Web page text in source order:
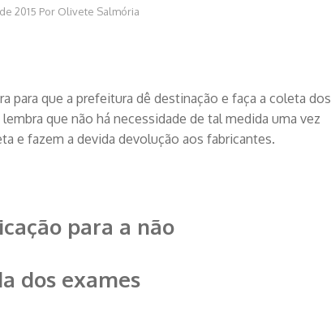
2015 Por Olivete Salmória
para que a prefeitura dê destinação e faça a coleta dos
que não há necessidade de tal medida uma vez
e fazem a devida devolução aos fabricantes.
para a não
dos exames